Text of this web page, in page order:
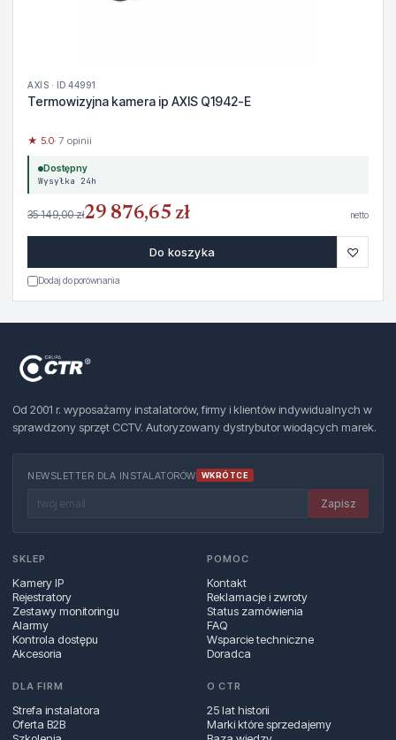
AXIS · ID 44991
Termowizyjna kamera ip AXIS Q1942-E
★ 5.0· 7 opinii
Dostępny
Wysyłka 24h
35 149,00 zł29 876,65 zł netto
Do koszyka ♡
Dodaj do porównania
Od 2001 r. wyposażamy instalatorów, firmy i klientów indywidualnych w
sprawdzony sprzęt CCTV. Autoryzowany dystrybutor wiodących marek.
NEWSLETTER DLA INSTALATORÓW WKRÓTCE
Zapisz
SKLEP
Kamery IP
Rejestratory
Zestawy monitoringu
Alarmy
Kontrola dostępu
Akcesoria
POMOC
Kontakt
Reklamacje i zwroty
Status zamówienia
FAQ
Wsparcie techniczne
Doradca
DLA FIRM
Strefa instalatora
Oferta B2B
O CTR
25 lat historii
Marki które sprzedajemy